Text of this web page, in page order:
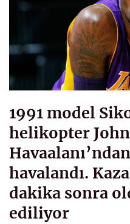
1991 model
helikopter
havalandı.
dakika sonra
ediliyor